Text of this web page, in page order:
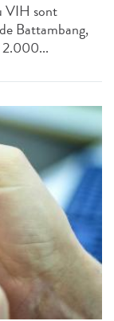
VIH sont
Battambang,
2.000...